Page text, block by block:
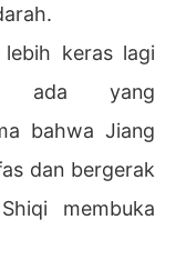
lebih keras lagi
ada yang
bahwa Jiang
dan bergerak
membuka